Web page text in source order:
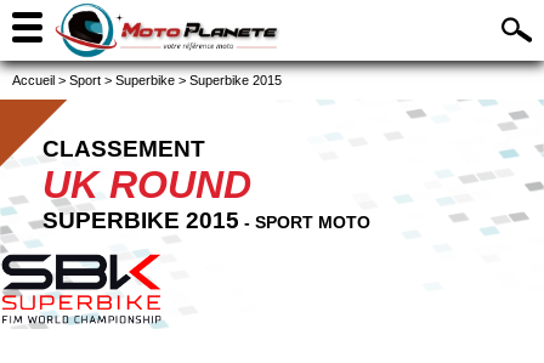
Accueil > Sport > Superbike > Superbike 2015
CLASSEMENT
UK ROUND
SUPERBIKE 2015 - SPORT MOTO